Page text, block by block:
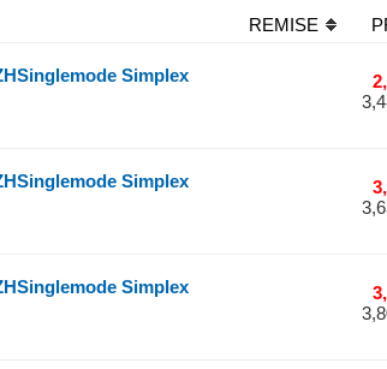
REMISE
Simplex
Simplex
Simplex